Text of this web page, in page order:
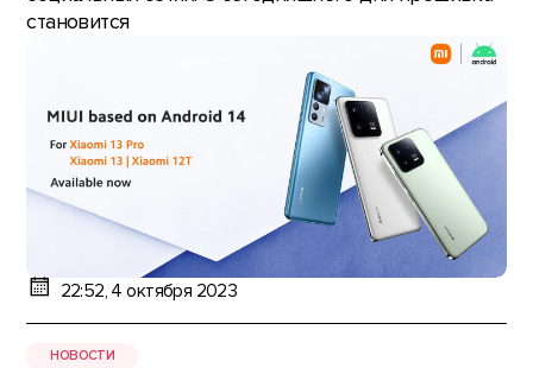
становится
22:52, 4 октября 2023
НОВОСТИ